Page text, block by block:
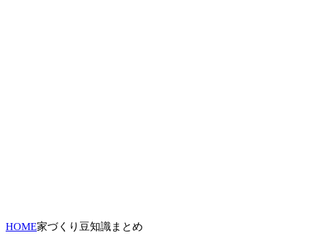
HOME家づくり豆知識まとめ